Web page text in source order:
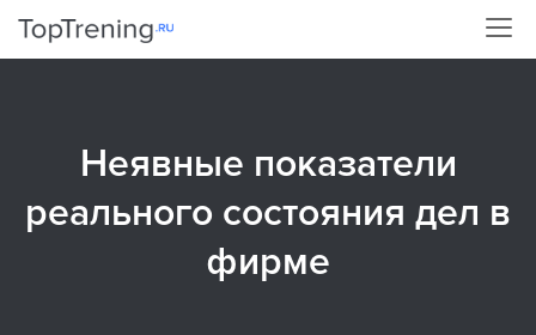
Неявные показатели
реального состояния дел в
фирме